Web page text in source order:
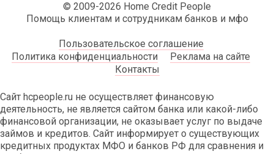
© 2009-2026 Home Credit People
Помощь клиентам и сотрудникам банков и мфо
Пользовательское соглашение
Политика конфиденциальности
Реклама на сайте
Контакты
Сайт hcpeople.ru не осуществляет финансовую
деятельность, не является сайтом банка или какой-либо
финансовой организации, не оказывает услуг по выдаче
займов и кредитов. Сайт информирует о существующих
кредитных продуктах МФО и банков РФ для сравнения и